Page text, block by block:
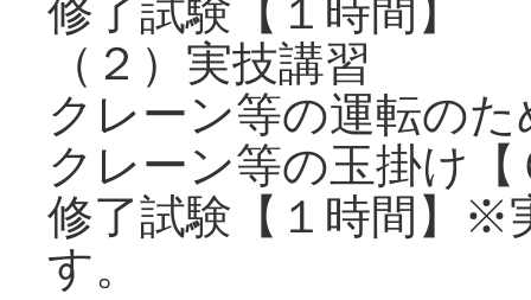
修了試験【１時間】
（２）実技講習
クレーン等の運転の
クレーン等の玉掛け【
修了試験【１時間】※
す。